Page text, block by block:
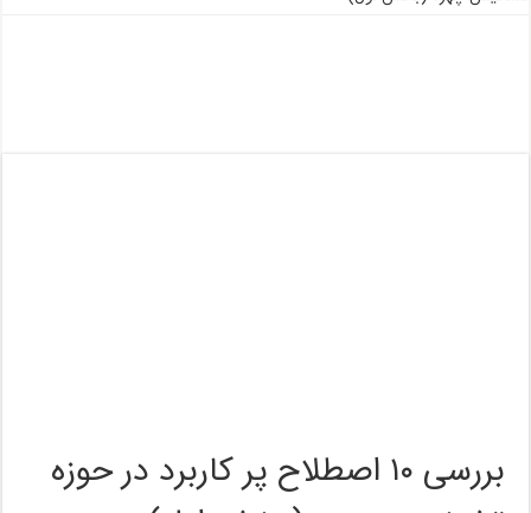
بررسی ۱۰ اصطلاح پر کاربرد در حوزه